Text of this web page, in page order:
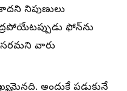
నిపుణులు
ఫోన్‌ను
వారు
అందుకే పడుకునే